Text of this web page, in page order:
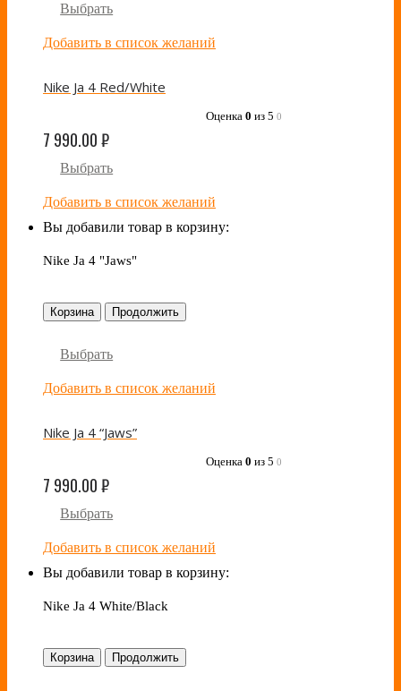
Выбрать
Добавить в список желаний
Nike Ja 4 Red/White
Оценка 0 из 5 0
7 990.00₽
Выбрать
Добавить в список желаний
Вы добавили товар в корзину:
Nike Ja 4 "Jaws"
Корзина Продолжить
Выбрать
Добавить в список желаний
Nike Ja 4 “Jaws”
Оценка 0 из 5 0
7 990.00₽
Выбрать
Добавить в список желаний
Вы добавили товар в корзину:
Nike Ja 4 White/Black
Корзина Продолжить